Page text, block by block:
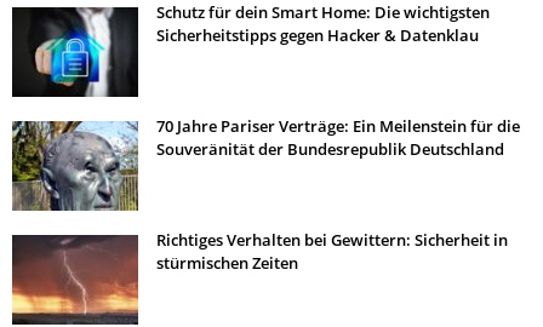
Schutz für dein Smart Home: Die wichtigsten
Sicherheitstipps gegen Hacker & Datenklau
70 Jahre Pariser Verträge: Ein Meilenstein für die
Souveränität der Bundesrepublik Deutschland
Richtiges Verhalten bei Gewittern: Sicherheit in
stürmischen Zeiten